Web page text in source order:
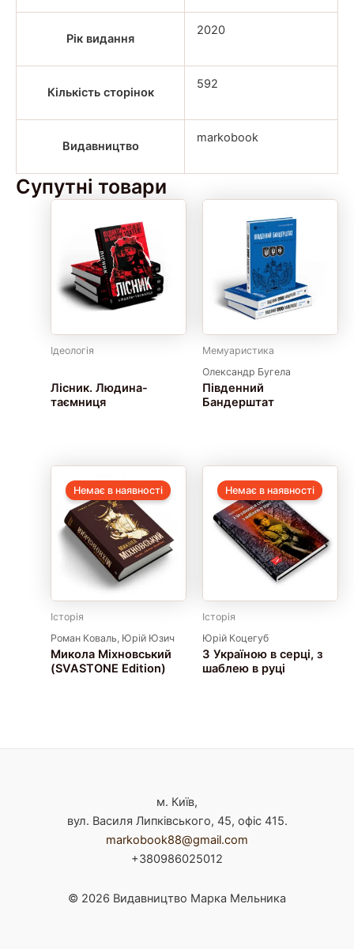
Рік видання
2020
Кількість сторінок
592
Видавництво
markobook
Супутні товари
Ідеологія
Лісник. Людина-
таємниця
Мемуаристика
Олександр Бугела
Південний
Бандерштат
Немає в наявності
Історія
Роман Коваль, Юрій Юзич
Микола Міхновський
(SVASTONE Edition)
Немає в наявності
Історія
Юрій Коцегуб
З Україною в серці, з
шаблею в руці
м. Київ,
вул. Василя Липківського, 45, офіс 415.
markobook88@gmail.com
+380986025012
© 2026 Видавництво Марка Мельника